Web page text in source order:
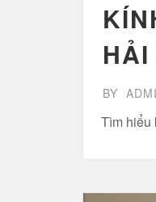
BY
Tìm hiểu